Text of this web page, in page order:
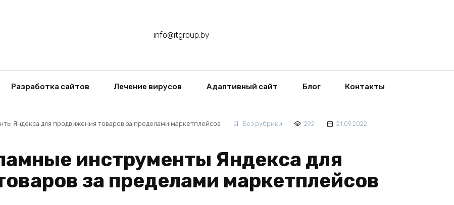
info@itgroup.by
Разработка сайтов Лечение вирусов Адаптивный сайт Блог Контакты
Яндекса для продвижения товаров за пределами маркетплейсов Без рубрики 292 21.09.2022
инструменты Яндекса для
за пределами маркетплейсов